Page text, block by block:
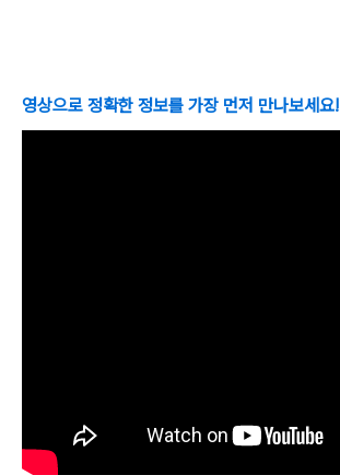
영상으로 정확한 정보를 가장 먼저 만나보세요!